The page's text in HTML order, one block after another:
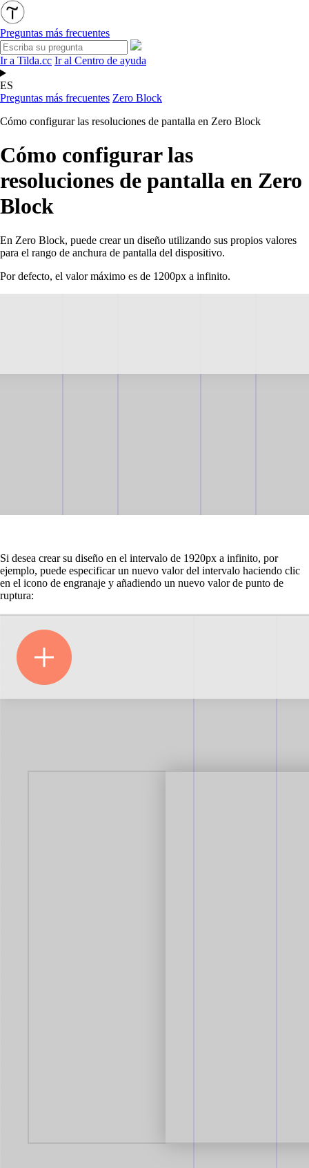
Preguntas más frecuentes
Ir a Tilda.cc Ir al Centro de ayuda
ES
Preguntas más frecuentes Zero Block
Cómo configurar las resoluciones de pantalla en Zero Block
Cómo configurar las
resoluciones de pantalla en Zero
Block
En Zero Block, puede crear un diseño utilizando sus propios valores
para el rango de anchura de pantalla del dispositivo.
Por defecto, el valor máximo es de 1200px a infinito.
Si desea crear su diseño en el intervalo de 1920px a infinito, por
ejemplo, puede especificar un nuevo valor del intervalo haciendo clic
en el icono de engranaje y añadiendo un nuevo valor de punto de
ruptura: